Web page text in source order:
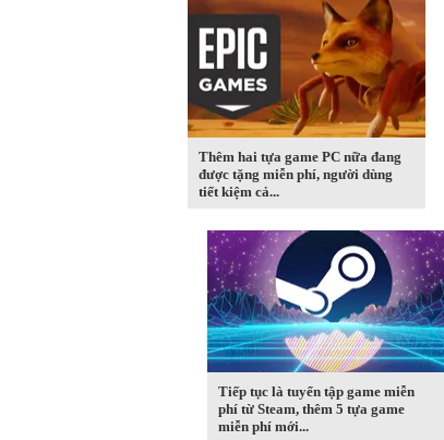
Thêm hai tựa game PC nữa đang
được tặng miễn phí, người dùng
tiết kiệm cả...
Tiếp tục là tuyển tập game miễn
phí từ Steam, thêm 5 tựa game
miễn phí mới...